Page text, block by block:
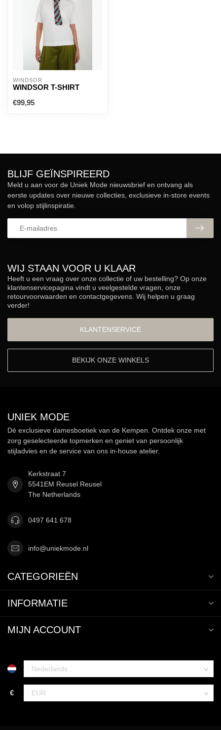
WINDSOR
WINDSOR T-SHIRT
€99,95
WIJ STAAN VOOR U KLAAR
Heeft u een vraag over onze collectie of uw bestelling? Op onze
klantenservicepagina vindt u veelgestelde vragen, onze
retourvoorwaarden en contactgegevens. Wij helpen u graag
verder!
KLANTENSERVICE
BEKIJK ONZE WINKELS
BLIJF GEÏNSPIREERD
Meld u aan voor de Uniek Mode nieuwsbrief en ontvang als
eerste updates over nieuwe collecties, exclusieve in-store events
en volop stijlinspiratie.
UNIEK MODE
Dé exclusieve damesboetiek van de Kempen. Ontdek onze met
zorg geselecteerde topmerken en geniet van persoonlijk
stijladvies en de service van ons in-house atelier.
Kerkstraat 7
5541EM Reusel Reusel
The Netherlands
0497 641 678
info@uniekmode.nl
CATEGORIEËN
INFORMATIE
MIJN ACCOUNT
€